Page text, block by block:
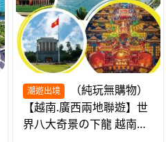
潮遊出境
【越南.廣西兩地聯遊】世
界八大奇景の下龍 越南首